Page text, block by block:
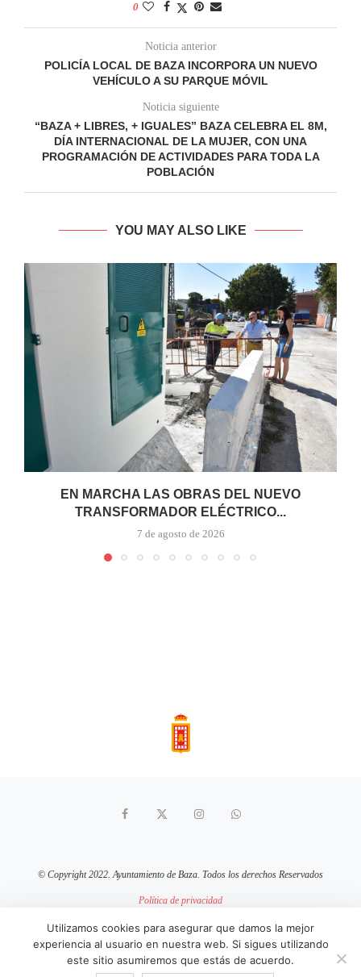
0
Noticia anterior
POLICÍA LOCAL DE BAZA INCORPORA UN NUEVO
VEHÍCULO A SU PARQUE MÓVIL
Noticia siguiente
“BAZA + LIBRES, + IGUALES” BAZA CELEBRA EL 8M,
DÍA INTERNACIONAL DE LA MUJER, CON UNA
PROGRAMACIÓN DE ACTIVIDADES PARA TODA LA
POBLACIÓN
YOU MAY ALSO LIKE
EN MARCHA LAS OBRAS DEL NUEVO
TRANSFORMADOR ELÉCTRICO...
7 de agosto de 2026
© Copyright 2022. Ayuntamiento de Baza. Todos los derechos Reservados
Política de privacidad
Política de cookies
sitio web mantenido por pixelcero.com
Utilizamos cookies para asegurar que damos la mejor
experiencia al usuario en nuestra web. Si sigues utilizando
este sitio asumiremos que estás de acuerdo.